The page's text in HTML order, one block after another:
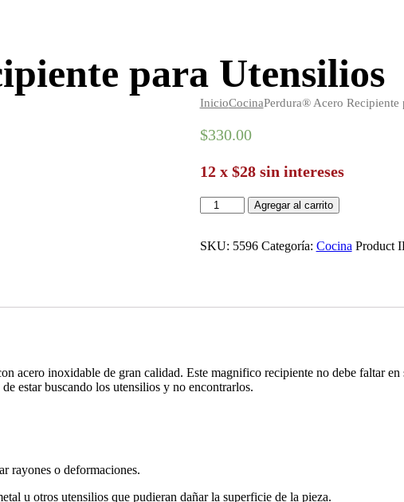
para Utensilios
InicioCocinaPerdura® Acero Recipiente
$330.00
12 x $28 sin intereses
Perdura®
Acero
para
Agregar al carrito
SKU: 5596 Categoría: Cocina Product
acero inoxidable de gran calidad. Este magnifico recipiente no debe faltar
estar buscando los utensilios y no encontrarlos.
rayones o deformaciones.
u otros utensilios que pudieran dañar la superficie de la pieza.